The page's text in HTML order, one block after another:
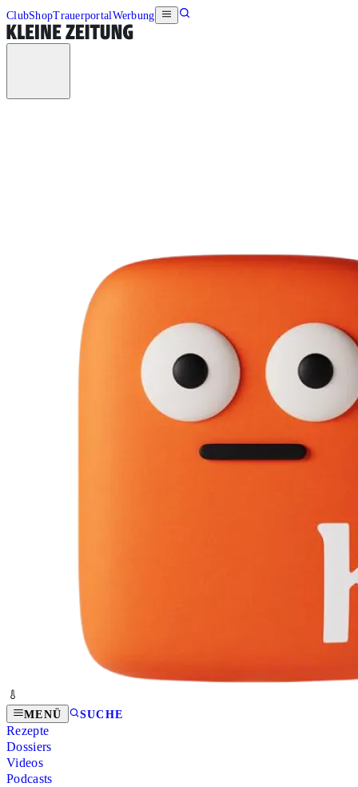
ClubShopTrauerportalWerbung
MENÜ SUCHE
Rezepte
Dossiers
Videos
Podcasts